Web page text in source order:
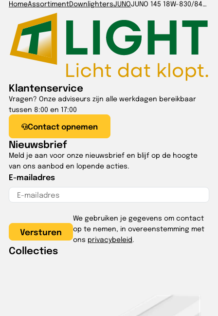
HomeAssortimentDownlightersJUNOJUNO 145 18W-830/840/857 IP54 UGR
Klantenservice
Vragen? Onze adviseurs zijn alle werkdagen bereikbaar
tussen 8:00 en 17:00
Contact opnemen
Nieuwsbrief
Meld je aan voor onze nieuwsbrief en blijf op de hoogte
van ons aanbod en lopende acties.
E-mailadres
We gebruiken je gegevens om contact
op te nemen, in overeenstemming met
ons privacybeleid.
Collecties